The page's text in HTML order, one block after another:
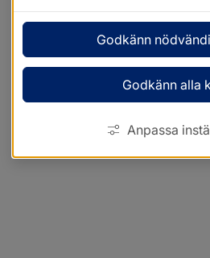
Godkänn
Godkänn alla
Anpassa